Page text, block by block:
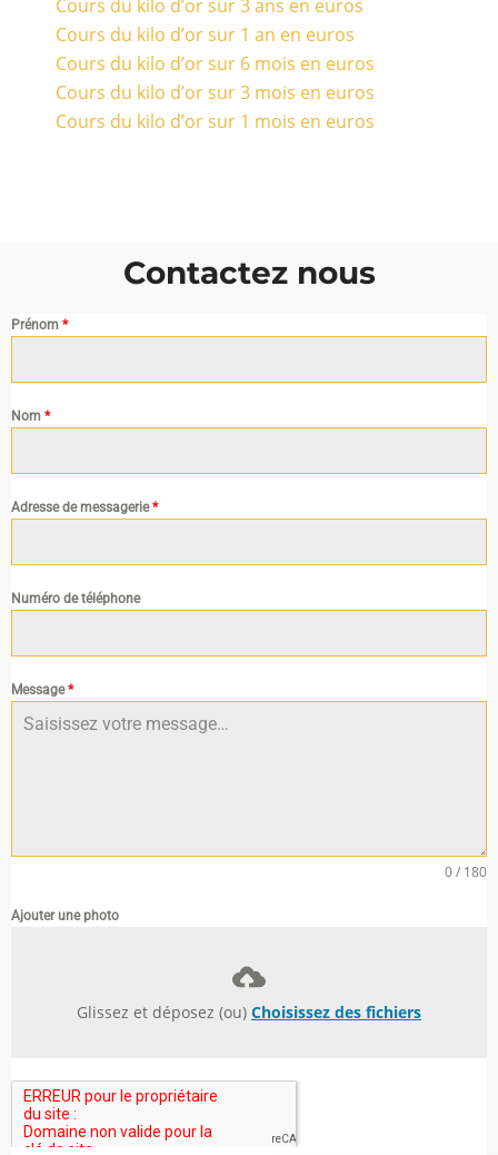
Cours du kilo d’or sur 3 ans en euros
Cours du kilo d’or sur 1 an en euros
Cours du kilo d’or sur 6 mois en euros
Cours du kilo d’or sur 3 mois en euros
Cours du kilo d’or sur 1 mois en euros
Contactez nous
Prénom *
Nom *
Adresse de messagerie*
Numéro de téléphone
Message*
0 / 180
Ajouter une photo
Glissez et déposez (ou) Choisissez des fichiers